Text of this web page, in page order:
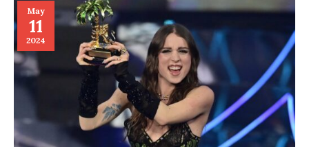
May
11
2024